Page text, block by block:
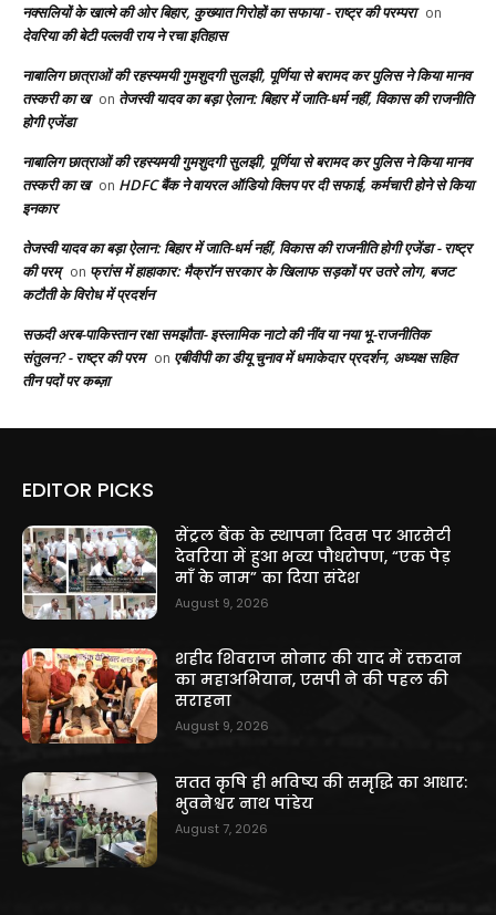
नक्सलियों के खात्मे की ओर बिहार, कुख्यात गिरोहों का सफाया - राष्ट्र की परम्परा on
देवरिया की बेटी पल्लवी राय ने रचा इतिहास
नाबालिग छात्राओं की रहस्यमयी गुमशुदगी सुलझी, पूर्णिया से बरामद कर पुलिस ने किया मानव
तस्करी का ख on तेजस्वी यादव का बड़ा ऐलान: बिहार में जाति-धर्म नहीं, विकास की राजनीति
होगी एजेंडा
नाबालिग छात्राओं की रहस्यमयी गुमशुदगी सुलझी, पूर्णिया से बरामद कर पुलिस ने किया मानव
तस्करी का ख on HDFC बैंक ने वायरल ऑडियो क्लिप पर दी सफाई, कर्मचारी होने से किया
इनकार
तेजस्वी यादव का बड़ा ऐलान: बिहार में जाति-धर्म नहीं, विकास की राजनीति होगी एजेंडा - राष्ट्र
की परम् on फ्रांस में हाहाकार: मैक्रॉन सरकार के खिलाफ सड़कों पर उतरे लोग, बजट
कटौती के विरोध में प्रदर्शन
सऊदी अरब-पाकिस्तान रक्षा समझौता- इस्लामिक नाटो की नींव या नया भू-राजनीतिक
संतुलन? - राष्ट्र की परम on एबीवीपी का डीयू चुनाव में धमाकेदार प्रदर्शन, अध्यक्ष सहित
तीन पदों पर कब्ज़ा
EDITOR PICKS
सेंट्रल बैंक के स्थापना दिवस पर आरसेटी
देवरिया में हुआ भव्य पौधरोपण, “एक पेड़
माँ के नाम” का दिया संदेश
August 9, 2026
शहीद शिवराज सोनार की याद में रक्तदान
का महाअभियान, एसपी ने की पहल की
सराहना
August 9, 2026
सतत कृषि ही भविष्य की समृद्धि का आधार:
भुवनेश्वर नाथ पांडेय
August 7, 2026